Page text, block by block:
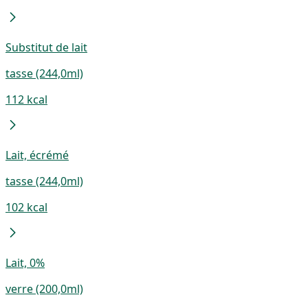
Substitut de lait
tasse (244,0ml)
112 kcal
Lait, écrémé
tasse (244,0ml)
102 kcal
Lait, 0%
verre (200,0ml)